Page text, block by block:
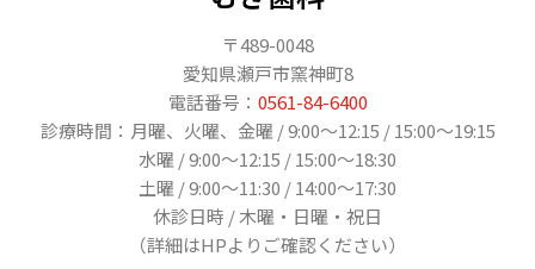
〒489-0048
愛知県瀬戸市窯神町8
電話番号： 0561-84-6400
診療時間：月曜、火曜、金曜 / 9:00〜12:15 / 15:00〜19:15
水曜 / 9:00〜12:15 / 15:00〜18:30
土曜 / 9:00〜11:30 / 14:00〜17:30
休診日時 / 木曜・日曜・祝日
（詳細はHPよりご確認ください）